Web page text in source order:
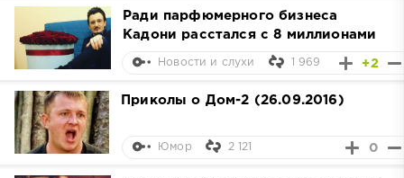
Ради парфюмерного бизнеса
Кадони расстался с 8 миллионами
+2
Новости и слухи 1 969
Приколы о Дом-2 (26.09.2016)
0
Юмор 2 121